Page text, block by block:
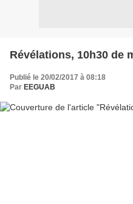
Révélations, 10h30 de
Publié le 20/02/2017 à 08:18
Par EEGUAB